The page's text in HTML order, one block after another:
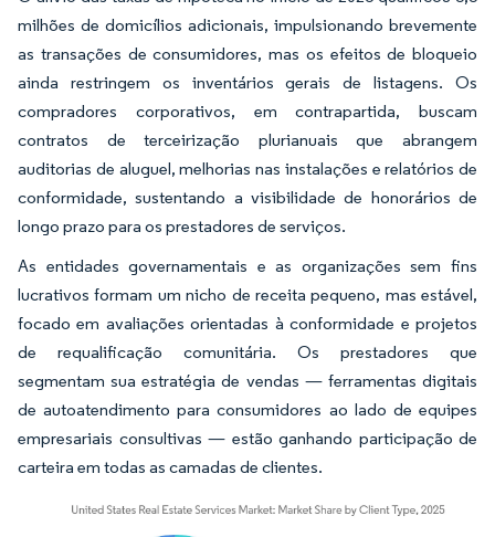
milhões de domicílios adicionais, impulsionando brevemente
as transações de consumidores, mas os efeitos de bloqueio
ainda restringem os inventários gerais de listagens. Os
compradores corporativos, em contrapartida, buscam
contratos de terceirização plurianuais que abrangem
auditorias de aluguel, melhorias nas instalações e relatórios de
conformidade, sustentando a visibilidade de honorários de
longo prazo para os prestadores de serviços.
As entidades governamentais e as organizações sem fins
lucrativos formam um nicho de receita pequeno, mas estável,
focado em avaliações orientadas à conformidade e projetos
de requalificação comunitária. Os prestadores que
segmentam sua estratégia de vendas — ferramentas digitais
de autoatendimento para consumidores ao lado de equipes
empresariais consultivas — estão ganhando participação de
carteira em todas as camadas de clientes.